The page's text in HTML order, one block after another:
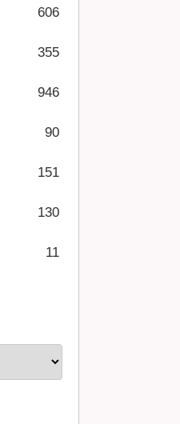
606
355
946
90
151
130
11